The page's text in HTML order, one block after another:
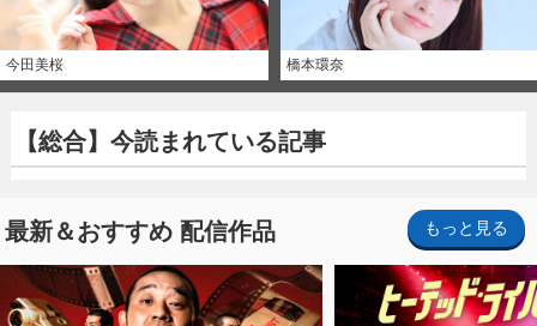
今田美桜 橋本環奈
【総合】今読まれている記事
最新＆おすすめ 配信作品 もっと見る